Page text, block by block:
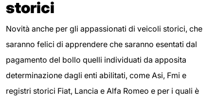
storici
Novità anche per gli appassionati di veicoli storici, che
saranno felici di apprendere che saranno esentati dal
pagamento del bollo quelli individuati da apposita
determinazione dagli enti abilitati, come Asi, Fmi e
registri storici Fiat, Lancia e Alfa Romeo e per i quali è